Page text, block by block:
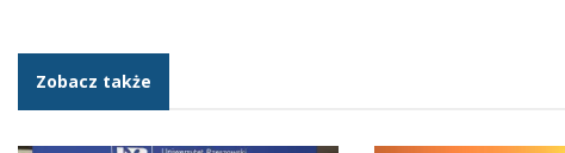
Zobacz także